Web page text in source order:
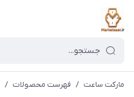
مارکت ساعت / فهرست محصولات /